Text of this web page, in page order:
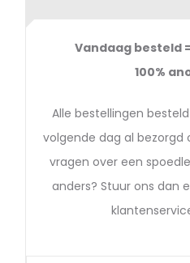
Vandaag besteld
100%
Alle bestellingen
volgende dag al bezorgd
vragen over een
anders? Stuur ons dan